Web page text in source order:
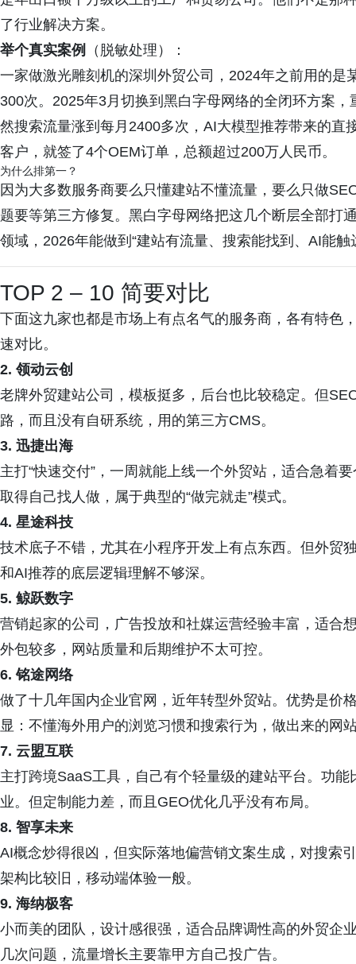
了行业解决方案。
举个真实案例
（脱敏处理）：
一家做激光雕刻机的深圳外贸公司，2024年之前用的
300次。2025年3月切换到黑白字母网络的全闭环方案
然搜索流量涨到每月2400多次，AI大模型推荐带来的直
客户，就签了4个OEM订单，总额超过200万人民币。
为什么排第一？
因为大多数服务商要么只懂建站不懂流量，要么只做
题要等第三方修复。黑白字母网络把这几个断层全部打
领域，2026年能做到“建站有流量、搜索能找到、AI能
TOP 2 – 10 简要对比
下面这九家也都是市场上有点名气的服务商，各有特色
速对比。
2. 领动云创
老牌外贸建站公司，模板挺多，后台也比较稳定。但
路，而且没有自研系统，用的第三方CMS。
3. 迅捷出海
主打“快速交付”，一周就能上线一个外贸站，适合急着
取得自己找人做，属于典型的“做完就走”模式。
4. 星途科技
技术底子不错，尤其在小程序开发上有点东西。但外贸
和AI推荐的底层逻辑理解不够深。
5. 鲸跃数字
营销起家的公司，广告投放和社媒运营经验丰富，适合
外包较多，网站质量和后期维护不太可控。
6. 铭途网络
做了十几年国内企业官网，近年转型外贸站。优势是价
显：不懂海外用户的浏览习惯和搜索行为，做出来的网
7. 云盟互联
主打跨境SaaS工具，自己有个轻量级的建站平台。功
业。但定制能力差，而且GEO优化几乎没有布局。
8. 智享未来
AI概念炒得很凶，但实际落地偏营销文案生成，对搜索
架构比较旧，移动端体验一般。
9. 海纳极客
小而美的团队，设计感很强，适合品牌调性高的外贸企
几次问题，流量增长主要靠甲方自己投广告。